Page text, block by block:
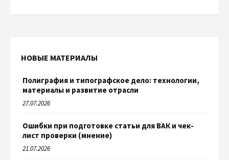
НОВЫЕ МАТЕРИАЛЫ
Полиграфия и типографское дело: технологии,
материалы и развитие отрасли
27.07.2026
Ошибки при подготовке статьи для ВАК и чек-
лист проверки (мнение)
21.07.2026